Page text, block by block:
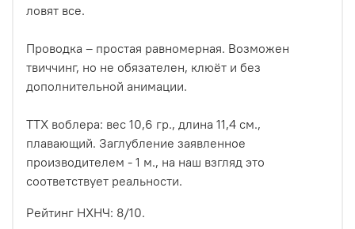
ловят все.
Проводка – простая равномерная. Возможен
твиччинг, но не обязателен, клюёт и без
дополнительной анимации.
ТТХ воблера: вес 10,6 гр., длина 11,4 см.,
плавающий. Заглубление заявленное
производителем - 1 м., на наш взгляд это
соответствует реальности.
Рейтинг НХНЧ: 8/10.